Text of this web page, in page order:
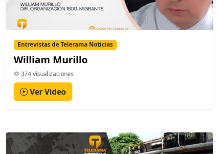
Entrevistas de Telerama Noticias
William Murillo
374 visualizaciones
Ver Video